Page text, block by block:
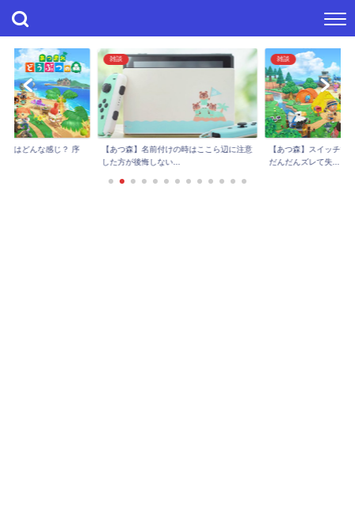
捗はどんな感じ？ 序
雑談
【あつ森】名前付けの時はここら辺に注意
した方が後悔しない...
雑談
【あつ森】スイッチで
だんだんズレて失...